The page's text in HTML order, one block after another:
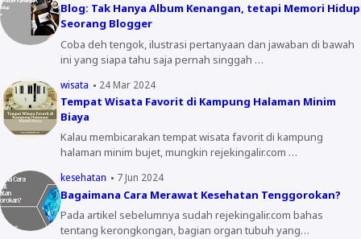
Blog: Tak Hanya Album Kenangan, tetapi Memori Hidup
Seorang Blogger
Coba deh tengok, ilustrasi pertanyaan dan jawaban di bawah
ini yang siapa tahu saja pernah singgah …
wisata 24 Mar 2024
Tempat Wisata Favorit di Kampung Halaman Minim
Biaya
Kalau membicarakan tempat wisata favorit di kampung
halaman minim bujet, mungkin rejekingalir.com …
kesehatan 7 Jun 2024
Bagaimana Cara Merawat Kesehatan Tenggorokan?
Pada artikel sebelumnya sudah rejekingalir.com bahas
tentang kerongkongan, bagian organ tubuh yang…